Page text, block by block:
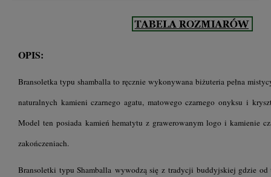
OPIS:
Bransoletka typu shamballa to ręcznie wykonywana biżuteria pełna
naturalnych kamieni czarnego agatu, matowego czarnego onyksu i
Model ten posiada kamień hematytu z grawerowanym logo i kamienie
zakończeniach.
Bransoletki typu Shamballa wywodzą się z tradycji buddyjskiej gdzie od